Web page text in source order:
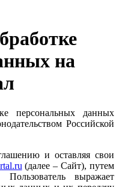
на
персональных данных
Российской
и оставляя свои
(далее – Сайт), путем
Пользователь выражает